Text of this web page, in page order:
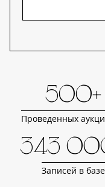
500+
Проведенных
343
Записей в базе